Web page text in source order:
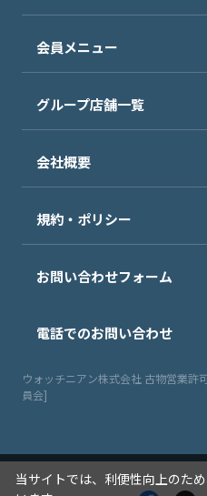
会員メニュー
グループ店舗一覧
会社概要
規約・ポリシー
お問い合わせフォーム
電話でのお問い合わせ
ウォッチニアン株式会社 古物営業
員会]
当サイトでは、利便性向上のた